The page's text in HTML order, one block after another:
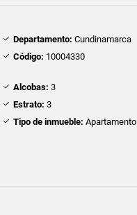
Departamento: Cundinamarca
Código: 10004330
Alcobas: 3
Estrato: 3
Tipo de inmueble: Apartamento